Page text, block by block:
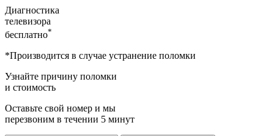
Диагностика
телевизора
бесплатно*
*Производится в случае устранение поломки
Узнайте причину поломки
и стоимость
Оставьте свой номер и мы
перезвоним в течении 5 минут